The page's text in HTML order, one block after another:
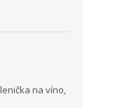
na víno,